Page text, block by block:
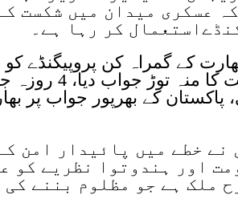
عسکری میدان میں شکست
کر رہا ہے۔
کے گمراہ کن پروپیگنڈے کو
پاکستان نے بھارت کی
کے بھرپور جواب پر
خطے میں پائیدار امن
اور ہندوتوا نظریے کو
ملک ہے جو مظلوم بننے کی